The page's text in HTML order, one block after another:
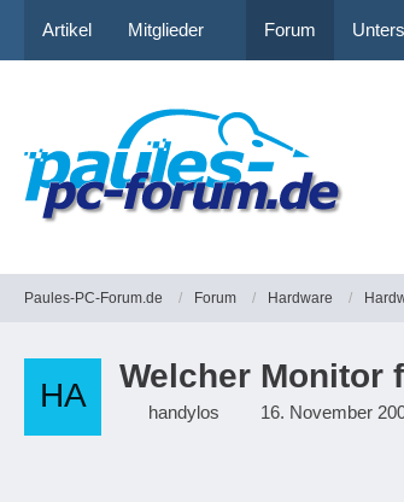
Artikel Mitglieder Forum
Paules-PC-Forum.de Forum Hardware
Welcher Monitor
handylos 16. November